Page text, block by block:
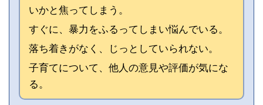
いかと焦ってしまう。
すぐに、暴力をふるってしまい悩んでいる。
落ち着きがなく、じっとしていられない。
子育てについて、他人の意見や評価が気にな
る。